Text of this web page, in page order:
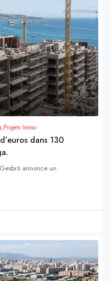
,Projets Immo
dans 130
annonce un